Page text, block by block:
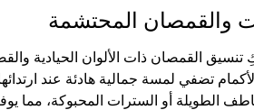
والقمصان المحتشمة
القمصان ذات الألوان الحيادية
تضفي لمسة جمالية هادئة عند
الطويلة أو السترات المحبوكة، مما